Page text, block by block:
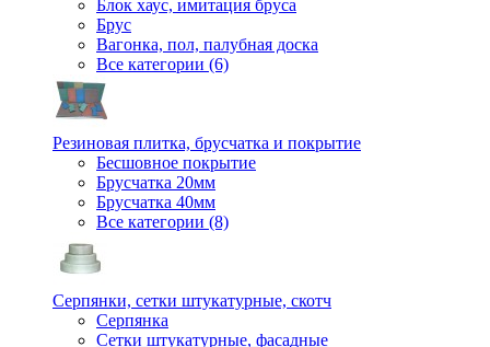
Блок хаус, имитация бруса
Брус
Вагонка, пол, палубная доска
Все категории (6)
Резиновая плитка, брусчатка и покрытие
Бесшовное покрытие
Брусчатка 20мм
Брусчатка 40мм
Все категории (8)
Серпянки, сетки штукатурные, скотч
Серпянка
Сетки штукатурные, фасадные